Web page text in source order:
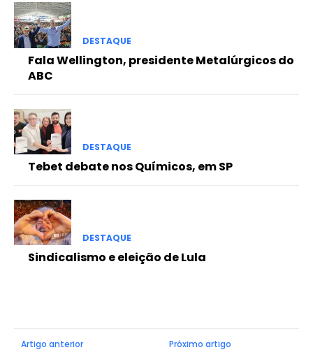
DESTAQUE
Fala Wellington, presidente Metalúrgicos do
ABC
DESTAQUE
Tebet debate nos Químicos, em SP
DESTAQUE
Sindicalismo e eleição de Lula
Artigo anterior Próximo artigo